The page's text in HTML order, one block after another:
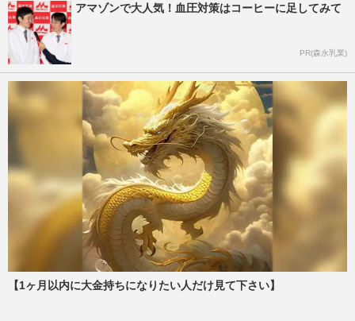
アマゾンで大人気！血圧対策はコーヒーに足してみて
PR(森永乳業)
【1ヶ月以内に大金持ちになりたい人だけ見て下さい】